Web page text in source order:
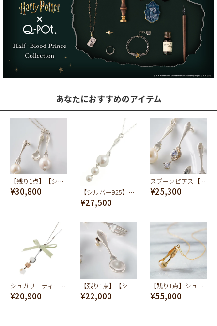
あなたにおすすめのアイテム
【残り1点】【シルバー925】スプーン & フォーク ネックレス
¥30,800 【シルバー925】フォーク ネックレス
¥27,500
スプーンピアス【シルバー925】
¥25,300
シュガリーティースプーン ネックレス
¥20,900
【残り1点】【シルバー925】ピアス/プレーンスプーン
¥22,000
【残り1点】シュガートング ネックレス K10-イエローゴールド
¥55,000